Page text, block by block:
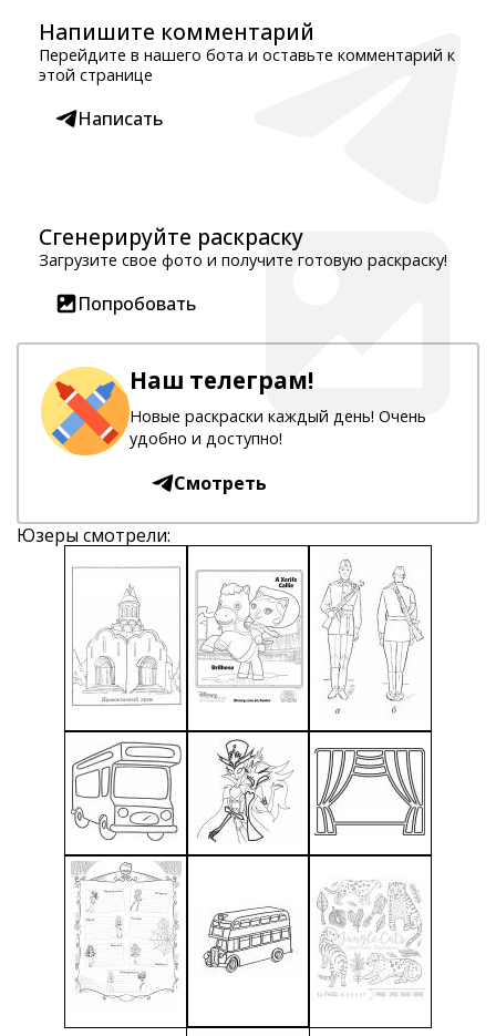
Напишите комментарий
Перейдите в нашего бота и оставьте комментарий к
этой странице
Написать
Сгенерируйте раскраску
Загрузите свое фото и получите готовую раскраску!
Попробовать
Наш телеграм!
Новые раскраски каждый день! Очень
удобно и доступно!
Смотреть
Юзеры смотрели: